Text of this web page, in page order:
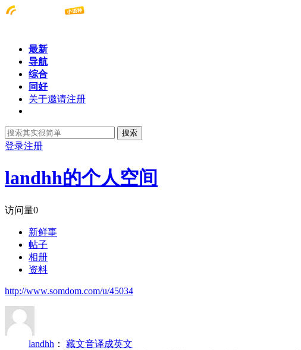
最新
导航
综合
同好
关于邀请注册
搜索
登录注册
landhh的个人空间
访问量0
新鲜事
帖子
相册
资料
http://www.somdom.com/u/45034
landhh ： 藏文音译成英文